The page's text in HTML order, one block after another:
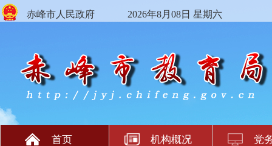
赤峰市人民政府 2026年8月08日 星期六
首页 机构概况 党